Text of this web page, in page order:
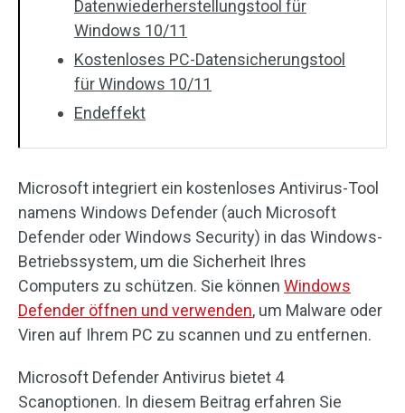
Datenwiederherstellungstool für
Windows 10/11
Kostenloses PC-Datensicherungstool
für Windows 10/11
Endeffekt
Microsoft integriert ein kostenloses Antivirus-Tool
namens Windows Defender (auch Microsoft
Defender oder Windows Security) in das Windows-
Betriebssystem, um die Sicherheit Ihres
Computers zu schützen. Sie können Windows
Defender öffnen und verwenden, um Malware oder
Viren auf Ihrem PC zu scannen und zu entfernen.
Microsoft Defender Antivirus bietet 4
Scanoptionen. In diesem Beitrag erfahren Sie